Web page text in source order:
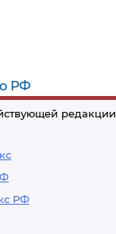
РФ
редакции
РФ